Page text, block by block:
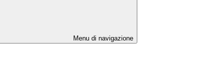
Menu di navigazione